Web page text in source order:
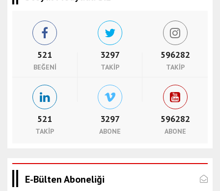
521
BEĞENI
3297
TAKIP
596282
TAKIP
521
TAKIP
3297
ABONE
596282
ABONE
E-Bülten Aboneliği